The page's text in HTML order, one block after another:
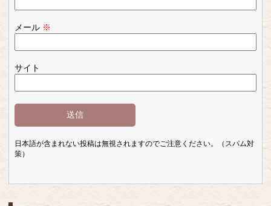
メール ※
サイト
日本語が含まれない投稿は無視されますのでご注意ください。（スパム対
策）